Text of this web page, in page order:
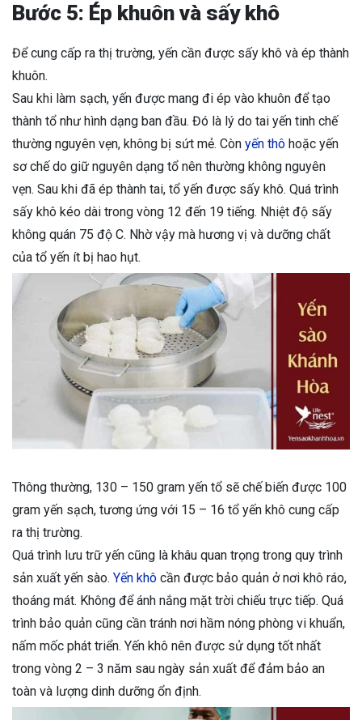
Bước 5: Ép khuôn và sấy khô
Để cung cấp ra thị trường, yến cần được sấy khô và ép thành
khuôn.
Sau khi làm sạch, yến được mang đi ép vào khuôn để tạo
thành tổ như hình dạng ban đầu. Đó là lý do tai yến tinh chế
thường nguyên vẹn, không bị sứt mẻ. Còn yến thô hoặc yến
sơ chế do giữ nguyên dạng tổ nên thường không nguyên
vẹn. Sau khi đã ép thành tai, tổ yến được sấy khô. Quá trình
sấy khô kéo dài trong vòng 12 đến 19 tiếng. Nhiệt độ sấy
không quán 75 độ C. Nhờ vậy mà hương vị và dưỡng chất
của tổ yến ít bị hao hụt.
Thông thường, 130 – 150 gram yến tổ sẽ chế biến được 100
gram yến sạch, tương ứng với 15 – 16 tổ yến khô cung cấp
ra thị trường.
Quá trình lưu trữ yến cũng là khâu quan trọng trong quy trình
sản xuất yến sào. Yến khô cần được bảo quản ở nơi khô ráo,
thoáng mát. Không để ánh nắng mặt trời chiếu trực tiếp. Quá
trình bảo quản cũng cần tránh nơi hầm nóng phòng vi khuẩn,
nấm mốc phát triển. Yến khô nên được sử dụng tốt nhất
trong vòng 2 – 3 năm sau ngày sản xuất để đảm bảo an
toàn và lượng dinh dưỡng ổn định.